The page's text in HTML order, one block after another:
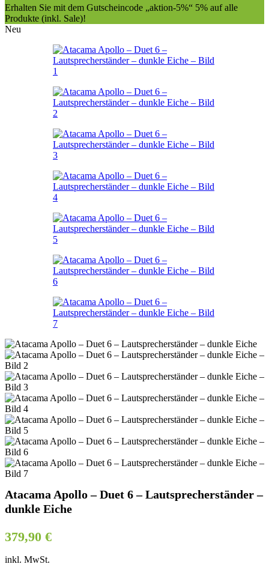
Erhalten Sie mit dem Gutscheincode „aktion-5%“ 5% auf alle
Produkte (inkl. Sale)!
Neu
Atacama Apollo – Duet 6 – Lautsprecherständer –
dunkle Eiche
379,90 €
inkl. MwSt.